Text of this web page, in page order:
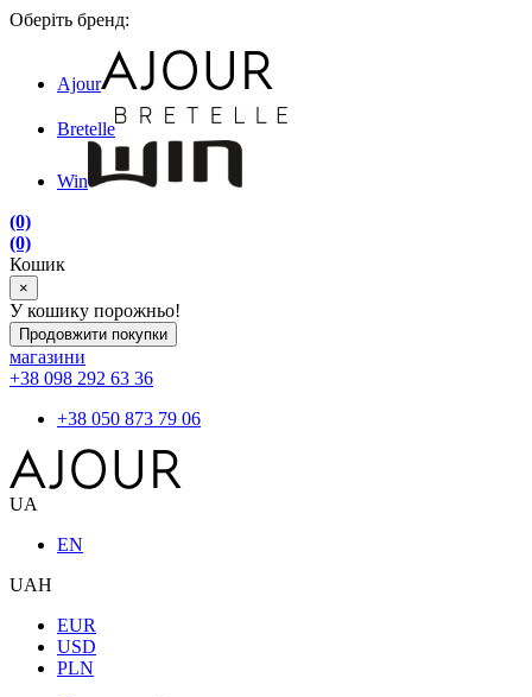
Оберіть бренд:
Ajour
Bretelle
Win
(0)
(0)
Кошик
×
У кошику порожньо!
Продовжити покупки
магазини
+38 098 292 63 36
+38 050 873 79 06
UA
EN
UAH
EUR
USD
PLN